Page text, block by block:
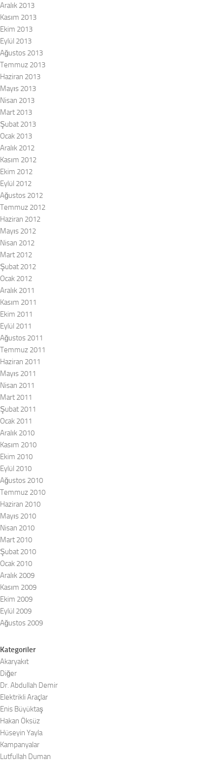
Aralık 2013
Kasım 2013
Ekim 2013
Eylül 2013
Ağustos 2013
Temmuz 2013
Haziran 2013
Mayıs 2013
Nisan 2013
Mart 2013
Şubat 2013
Ocak 2013
Aralık 2012
Kasım 2012
Ekim 2012
Eylül 2012
Ağustos 2012
Temmuz 2012
Haziran 2012
Mayıs 2012
Nisan 2012
Mart 2012
Şubat 2012
Ocak 2012
Aralık 2011
Kasım 2011
Ekim 2011
Eylül 2011
Ağustos 2011
Temmuz 2011
Haziran 2011
Mayıs 2011
Nisan 2011
Mart 2011
Şubat 2011
Ocak 2011
Aralık 2010
Kasım 2010
Ekim 2010
Eylül 2010
Ağustos 2010
Temmuz 2010
Haziran 2010
Mayıs 2010
Nisan 2010
Mart 2010
Şubat 2010
Ocak 2010
Aralık 2009
Kasım 2009
Ekim 2009
Eylül 2009
Ağustos 2009
Kategoriler
Akaryakıt
Diğer
Dr. Abdullah Demir
Elektrikli Araçlar
Enis Büyüktaş
Hakan Öksüz
Hüseyin Yayla
Kampanyalar
Lutfullah Duman